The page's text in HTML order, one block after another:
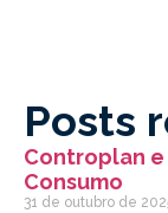
Posts
Controplan
Consumo
31 de outubro de